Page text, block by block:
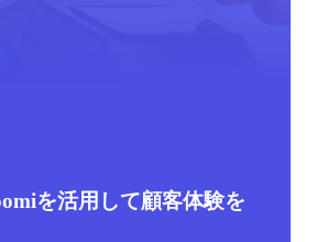
を活用して顧客体験を
IT team builds the
with Boomi
、ミドルウェアを近代化